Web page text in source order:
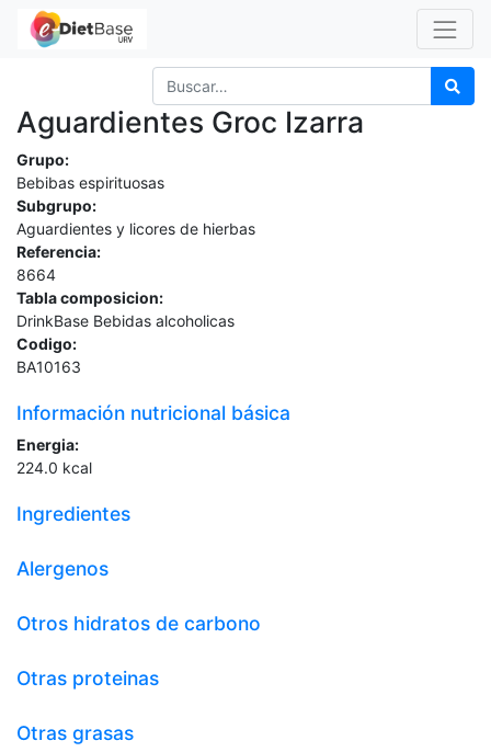
Aguardientes Groc Izarra
Grupo:
Bebibas espirituosas
Subgrupo:
Aguardientes y licores de hierbas
Referencia:
8664
Tabla composicion:
DrinkBase Bebidas alcoholicas
Codigo:
BA10163
Información nutricional básica
Energia:
224.0 kcal
Ingredientes
Alergenos
Otros hidratos de carbono
Otras proteinas
Otras grasas